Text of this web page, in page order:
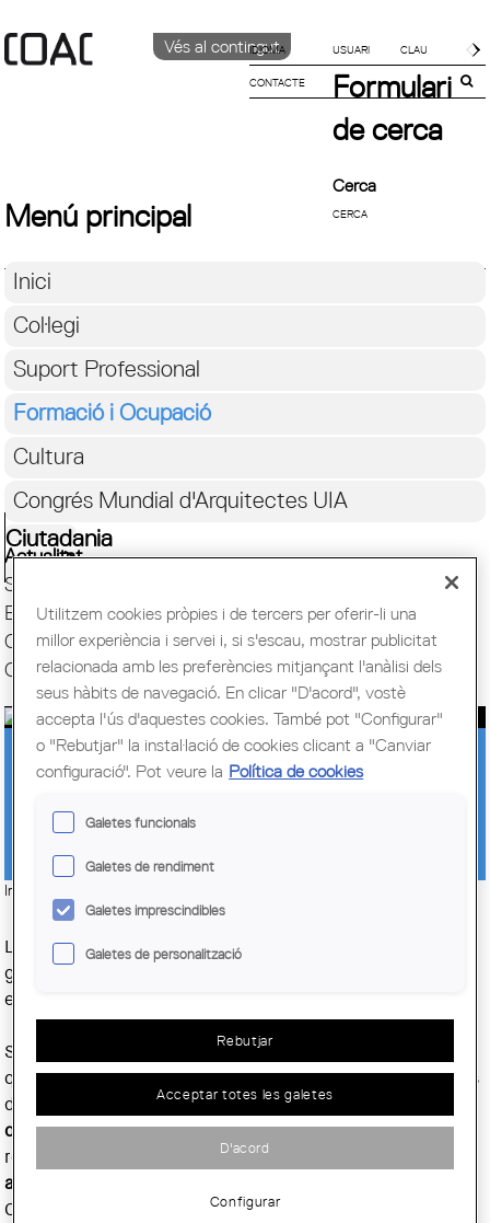
Vés al contingut
IDIOMA
CATALÀ
CONTACTE
Formulari
de cerca
Cerca
Menú principal
Inici
Col·legi
Suport Professional
Formació i Ocupació
Cultura
Congrés Mundial d'Arquitectes UIA
Ciutadania
Actualitat
Servei d'ocupació
Escola Sert. Formació
Campus Virtual. Moodle
Campus d’Empresa. Jornades Tècniques
GAUDEIX DE DESCOMPTES DEL 5 I
L’ESCOLA SERT
Imatge:
L'Escola Sert torna amb una promoció que et permetrà
gaudir de descomptes en els seus principals programes si
et matricules amb antelació.
Si ets de les persones a qui els agrada anticipar-se, segur
que t’interessa aquesta promoció dels màsters i postgraus
de l’Escola Sert. Si etmatricules amb un o dos mesos
d’antelació, pots gaudir dedescomptes del 5% i del 10%
respectivament. A més, aquests descomptes
acumulables amb altres bonificacions
COAC.
Utilitzem cookies pròpies i de tercers per oferir-li una
millor experiència i servei i, si s'escau, mostrar publicitat
relacionada amb les preferències mitjançant l'anàlisi dels
seus hàbits de navegació. En clicar "D'acord", vostè
accepta l'ús d'aquestes cookies. També pot "Configurar"
o "Rebutjar" la instal·lació de cookies clicant a "Canviar
configuració". Pot veure la Política de cookies
Galetes funcionals
Galetes de rendiment
Galetes imprescindibles
Galetes de personalització
Rebutjar
Acceptar totes les galetes
D'acord
Configurar